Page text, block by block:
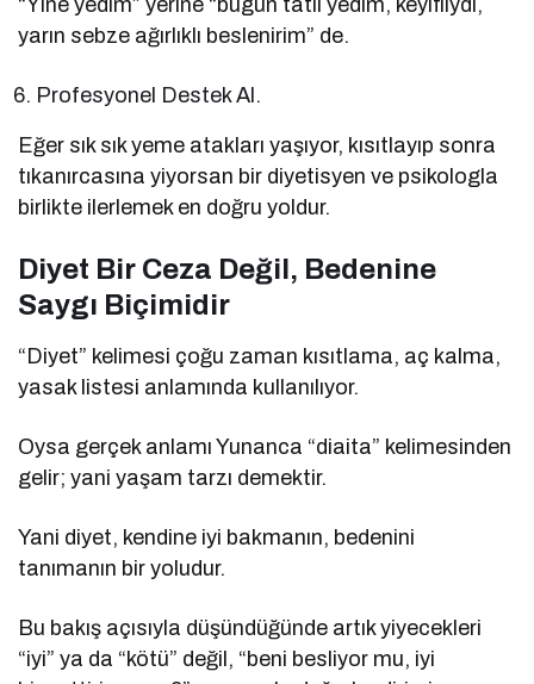
yarın sebze ağırlıklı beslenirim” de.
Profesyonel Destek Al.
Eğer sık sık yeme atakları yaşıyor, kısıtlayıp sonra
tıkanırcasına yiyorsan bir diyetisyen ve psikologla
birlikte ilerlemek en doğru yoldur.
Diyet Bir Ceza Değil, Bedenine
Saygı Biçimidir
“Diyet” kelimesi çoğu zaman kısıtlama, aç kalma,
yasak listesi anlamında kullanılıyor.
Oysa gerçek anlamı Yunanca “diaita” kelimesinden
gelir; yani yaşam tarzı demektir.
Yani diyet, kendine iyi bakmanın, bedenini
tanımanın bir yoludur.
Bu bakış açısıyla düşündüğünde artık yiyecekleri
“iyi” ya da “kötü” değil, “beni besliyor mu, iyi